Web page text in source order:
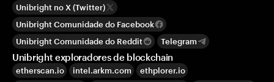
Unibright no X (Twitter)
Unibright Comunidade do Facebook
Unibright Comunidade do Reddit
Telegram
Unibright exploradores de blockchain
etherscan.io intel.arkm.com
ethplorer.io